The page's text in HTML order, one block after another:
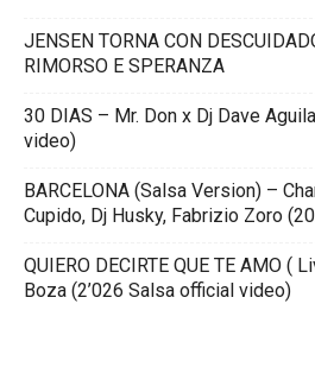
JENSEN TORNA CON
RIMORSO E SPERANZA
30 DIAS – Mr. Don x Dj Dave
video)
BARCELONA (Salsa Version) –
Cupido, Dj Husky, Fabrizio Zoro
QUIERO DECIRTE QUE TE AMO (
Boza (2’026 Salsa official video)